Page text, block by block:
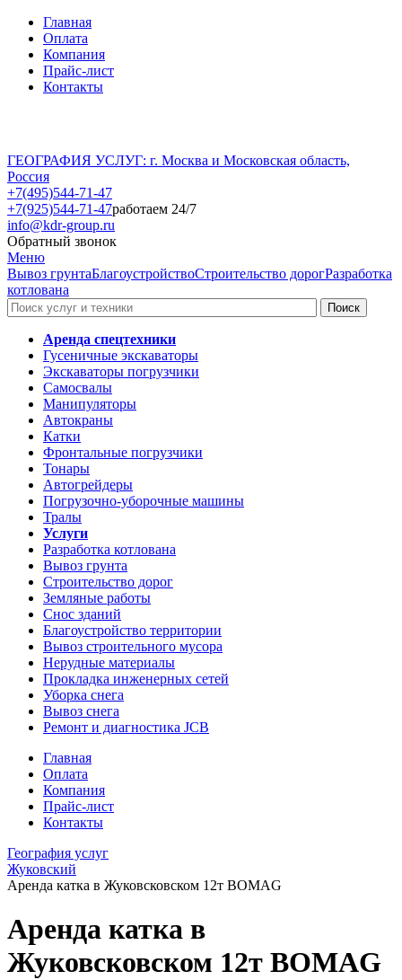
Главная
Оплата
Компания
Прайс-лист
Контакты
ГЕОГРАФИЯ УСЛУГ: г. Москва и Московская область,
Россия
+7(495)544-71-47
+7(925)544-71-47работаем 24/7
info@kdr-group.ru
Обратный звонок
Меню
Вывоз грунтаБлагоустройствоСтроительство дорогРазработка
котлована
Аренда спецтехники
Гусеничные экскаваторы
Экскаваторы погрузчики
Самосвалы
Манипуляторы
Автокраны
Катки
Фронтальные погрузчики
Тонары
Автогрейдеры
Погрузочно-уборочные машины
Тралы
Услуги
Разработка котлована
Вывоз грунта
Строительство дорог
Земляные работы
Снос зданий
Благоустройство территории
Вывоз строительного мусора
Нерудные материалы
Прокладка инженерных сетей
Уборка снега
Вывоз снега
Ремонт и диагностика JCB
Главная
Оплата
Компания
Прайс-лист
Контакты
География услуг
Жуковский
Аренда катка в Жуковсковском 12т BOMAG
Аренда катка в
Жуковсковском 12т BOMAG